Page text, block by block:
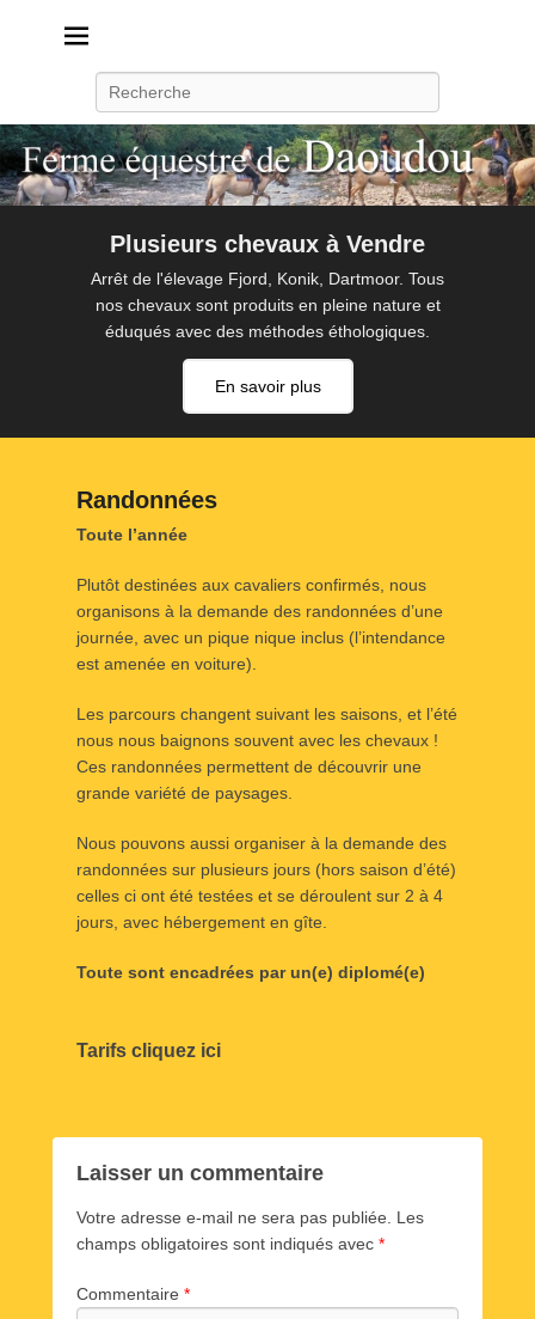
Plusieurs chevaux à Vendre
Arrêt de l'élevage Fjord, Konik, Dartmoor. Tous
nos chevaux sont produits en pleine nature et
éduqués avec des méthodes éthologiques.
En savoir plus
Randonnées
P
s
t
é
l
2
f
é
v
i
e
r
2
1
a
a
o
d
o
Toute l’année
Plutôt destinées aux cavaliers confirmés, nous
organisons à la demande des randonnées d’une
journée, avec un pique nique inclus (l’intendance
est amenée en voiture).
Les parcours changent suivant les saisons, et l’été
nous nous baignons souvent avec les chevaux !
Ces randonnées permettent de découvrir une
grande variété de paysages.
Nous pouvons aussi organiser à la demande des
randonnées sur plusieurs jours (hors saison d’été)
celles ci ont été testées et se déroulent sur 2 à 4
jours, avec hébergement en gîte.
Toute sont encadrées par un(e) diplomé(e)
Tarifs cliquez ici
Laisser un commentaire
Votre adresse e-mail ne sera pas publiée.
Les
champs obligatoires sont indiqués avec *
Commentaire *